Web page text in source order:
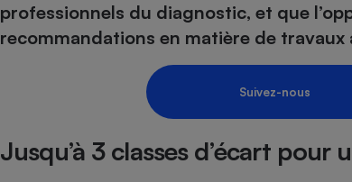
professionnels du diagnostic, et que
recommandations en matière de travaux
Suivez-nous
Jusqu’à 3 classes d’écart pour
Comparatif
Comparatif
Comparatif
Comparatif
Comparatif
Électricité
Comparatif
Comparatif
Comparatif
Comparatif
Comparatif
Comparatif
Chauffage
Hygiène -
Maladie -
Tous les comparateurs
Toutes les cartes interactives